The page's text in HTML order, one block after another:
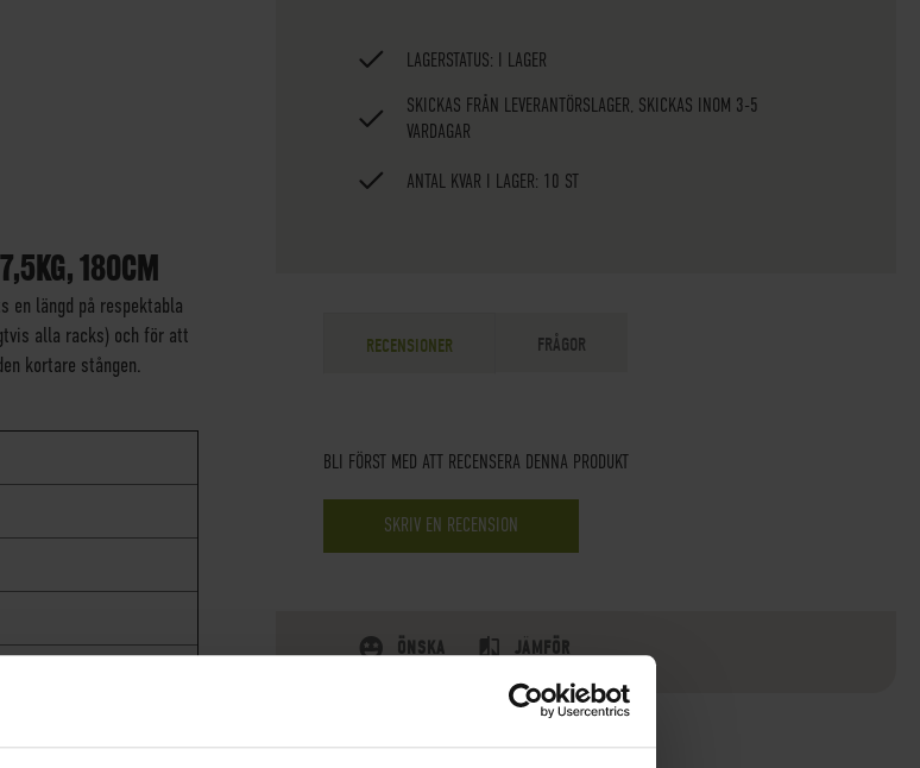
LAGERSTATUS: I LAGER
SKICKAS FRÅN LEVERANTÖRSLAGER, SKICKAS INOM 3-5
VARDAGAR
ANTAL KVAR I LAGER: 10 ST
RECENSIONER
BLI FÖRST MED ATT RECENSERA DENNA PRODUKT
SKRIV EN RECENSION
FRÅGOR
ÖNSKA JÄMFÖR
180CM
en längd på respektabla
alla racks) och för att
kortare stången.